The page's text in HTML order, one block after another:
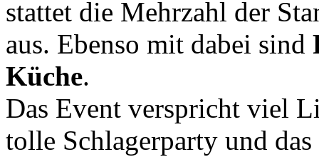
stattet die Mehrzahl der
aus. Ebenso mit dabei sind
Küche.
Das Event verspricht viel
tolle Schlagerparty und